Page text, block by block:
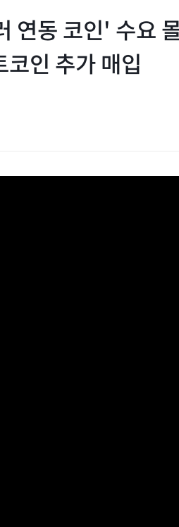
연동 코인' 수요
인 추가 매입